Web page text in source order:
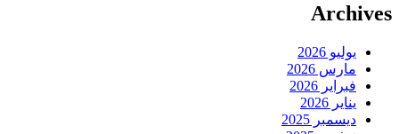
Archives
يوليو 2026
مارس 2026
فبراير 2026
يناير 2026
ديسمبر 2025